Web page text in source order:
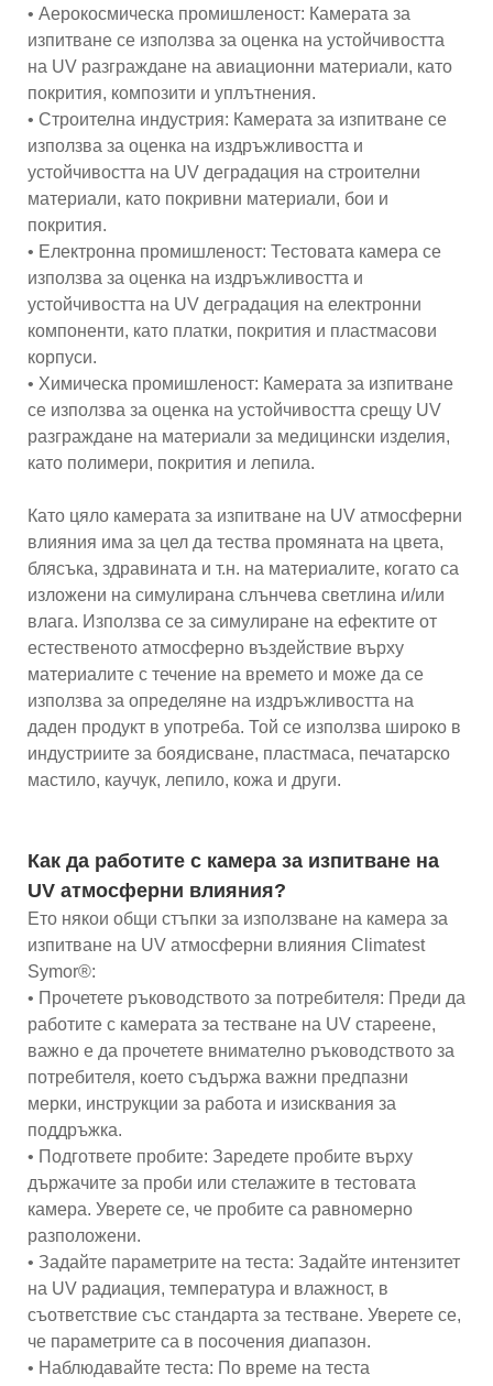
• Аерокосмическа промишленост: Камерата за
изпитване се използва за оценка на устойчивостта
на UV разграждане на авиационни материали, като
покрития, композити и уплътнения.
• Строителна индустрия: Камерата за изпитване се
използва за оценка на издръжливостта и
устойчивостта на UV деградация на строителни
материали, като покривни материали, бои и
покрития.
• Електронна промишленост: Тестовата камера се
използва за оценка на издръжливостта и
устойчивостта на UV деградация на електронни
компоненти, като платки, покрития и пластмасови
корпуси.
• Химическа промишленост: Камерата за изпитване
се използва за оценка на устойчивостта срещу UV
разграждане на материали за медицински изделия,
като полимери, покрития и лепила.
Като цяло камерата за изпитване на UV атмосферни
влияния има за цел да тества промяната на цвета,
блясъка, здравината и т.н. на материалите, когато са
изложени на симулирана слънчева светлина и/или
влага. Използва се за симулиране на ефектите от
естественото атмосферно въздействие върху
материалите с течение на времето и може да се
използва за определяне на издръжливостта на
даден продукт в употреба. Той се използва широко в
индустриите за боядисване, пластмаса, печатарско
мастило, каучук, лепило, кожа и други.
Как да работите с камера за изпитване на
UV атмосферни влияния?
Ето някои общи стъпки за използване на камера за
изпитване на UV атмосферни влияния Climatest
Symor®:
• Прочетете ръководството за потребителя: Преди да
работите с камерата за тестване на UV стареене,
важно е да прочетете внимателно ръководството за
потребителя, което съдържа важни предпазни
мерки, инструкции за работа и изисквания за
поддръжка.
• Подгответе пробите: Заредете пробите върху
държачите за проби или стелажите в тестовата
камера. Уверете се, че пробите са равномерно
разположени.
• Задайте параметрите на теста: Задайте интензитет
на UV радиация, температура и влажност, в
съответствие със стандарта за тестване. Уверете се,
че параметрите са в посочения диапазон.
• Наблюдавайте теста: По време на теста